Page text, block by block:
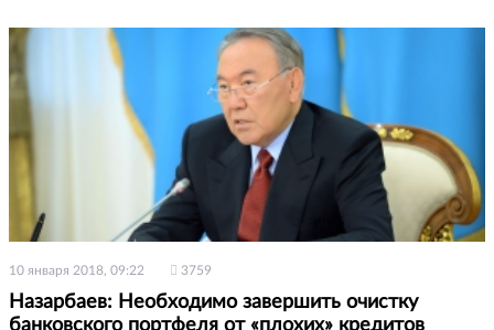
10 января 2018, 09:22 3759
Назарбаев: Необходимо завершить очистку